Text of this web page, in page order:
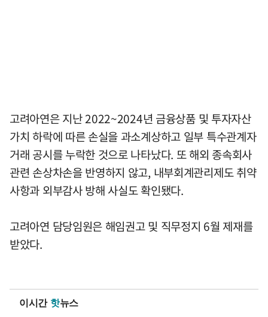
고려아연은 지난 2022~2024년 금융상품 및 투자자산
가치 하락에 따른 손실을 과소계상하고 일부 특수관계자
거래 공시를 누락한 것으로 나타났다. 또 해외 종속회사
관련 손상차손을 반영하지 않고, 내부회계관리제도 취약
사항과 외부감사 방해 사실도 확인됐다.
고려아연 담당임원은 해임권고 및 직무정지 6월 제재를
받았다.
이시간 핫뉴스